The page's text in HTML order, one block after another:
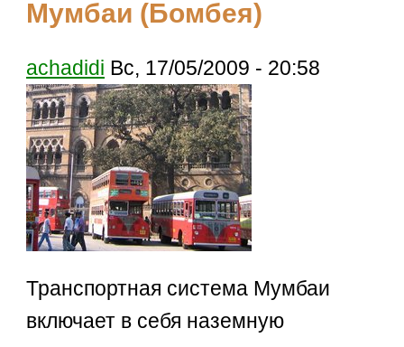
Мумбаи (Бомбея)
achadidi Вс, 17/05/2009 - 20:58
Транспортная система Мумбаи
включает в себя наземную